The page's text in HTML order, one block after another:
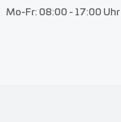
Mo-Fr: 08:00 - 17:00 Uhr